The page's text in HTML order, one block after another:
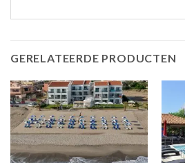
GERELATEERDE PRODUCTEN